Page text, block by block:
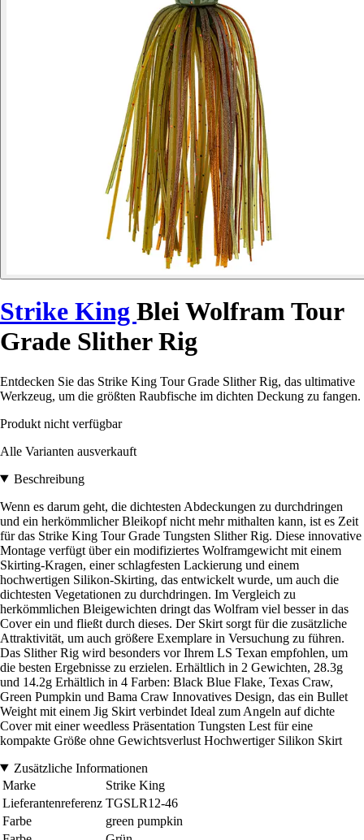
Strike King Blei Wolfram Tour
Grade Slither Rig
Entdecken Sie das Strike King Tour Grade Slither Rig, das ultimative
Werkzeug, um die größten Raubfische im dichten Deckung zu fangen.
Produkt nicht verfügbar
Alle Varianten ausverkauft
Beschreibung
Wenn es darum geht, die dichtesten Abdeckungen zu durchdringen
und ein herkömmlicher Bleikopf nicht mehr mithalten kann, ist es Zeit
für das Strike King Tour Grade Tungsten Slither Rig. Diese innovative
Montage verfügt über ein modifiziertes Wolframgewicht mit einem
Skirting-Kragen, einer schlagfesten Lackierung und einem
hochwertigen Silikon-Skirting, das entwickelt wurde, um auch die
dichtesten Vegetationen zu durchdringen. Im Vergleich zu
herkömmlichen Bleigewichten dringt das Wolfram viel besser in das
Cover ein und fließt durch dieses. Der Skirt sorgt für die zusätzliche
Attraktivität, um auch größere Exemplare in Versuchung zu führen.
Das Slither Rig wird besonders vor Ihrem LS Texan empfohlen, um
die besten Ergebnisse zu erzielen. Erhältlich in 2 Gewichten, 28.3g
und 14.2g Erhältlich in 4 Farben: Black Blue Flake, Texas Craw,
Green Pumpkin und Bama Craw Innovatives Design, das ein Bullet
Weight mit einem Jig Skirt verbindet Ideal zum Angeln auf dichte
Cover mit einer weedless Präsentation Tungsten Lest für eine
kompakte Größe ohne Gewichtsverlust Hochwertiger Silikon Skirt
Zusätzliche Informationen
Marke
Strike King
Lieferantenreferenz TGSLR12-46
Farbe
green pumpkin